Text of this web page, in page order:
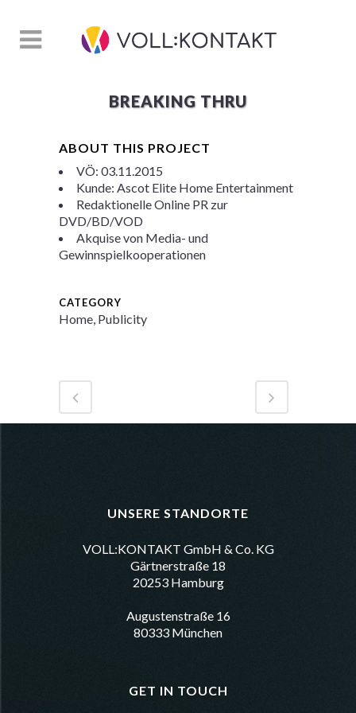
BREAKING THRU
ABOUT THIS PROJECT
VÖ: 03.11.2015
Kunde: Ascot Elite Home Entertainment
Redaktionelle Online PR zur
DVD/BD/VOD
Akquise von Media- und
Gewinnspielkooperationen
CATEGORY
Home, Publicity
UNSERE STANDORTE
VOLL:KONTAKT GmbH & Co. KG
Gärtnerstraße 18
20253 Hamburg
Augustenstraße 16
80333 München
GET IN TOUCH